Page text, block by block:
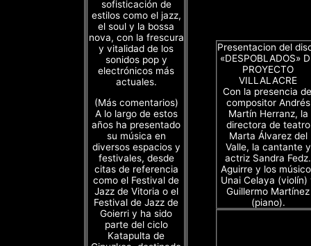
sofisticación de
estilos como el jazz,
el soul y la bossa
nova, con la frescura
y vitalidad de los
sonidos pop y
electrónicos más
actuales.
(Más comentarios)
A lo largo de estos
años ha presentado
su música en
diversos espacios y
festivales, desde
citas de referencia
como el Festival de
Jazz de Vitoria o el
Festival de Jazz de
Goierri y ha sido
parte del ciclo
Katapulta de
Presentacion del
«DESPOBLADOS»
PROYECTO
VILLALACRE
Con la presencia
compositor Andrés
Martín Herranz, la
directora de teatro
Marta Álvarez del
Valle, la cantante y
actriz Sandra Fedz.
Aguirre y los
Unai Celaya (violín)
Guillermo Martínez
(piano).